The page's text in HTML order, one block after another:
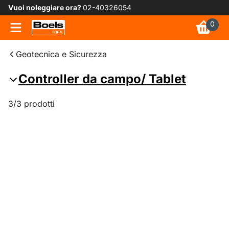
Vuoi noleggiare ora?02-40326054
0
Geotecnica e Sicurezza
Controller da campo/ Tablet
3/3 prodotti